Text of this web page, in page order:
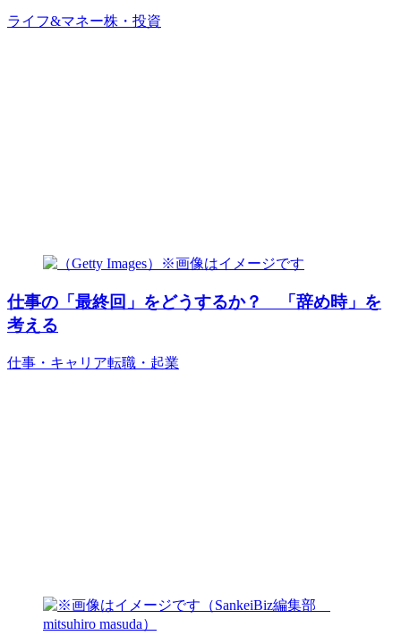
ライフ&マネー株・投資
仕事の「最終回」をどうするか？ 「辞め時」を
考える
仕事・キャリア転職・起業